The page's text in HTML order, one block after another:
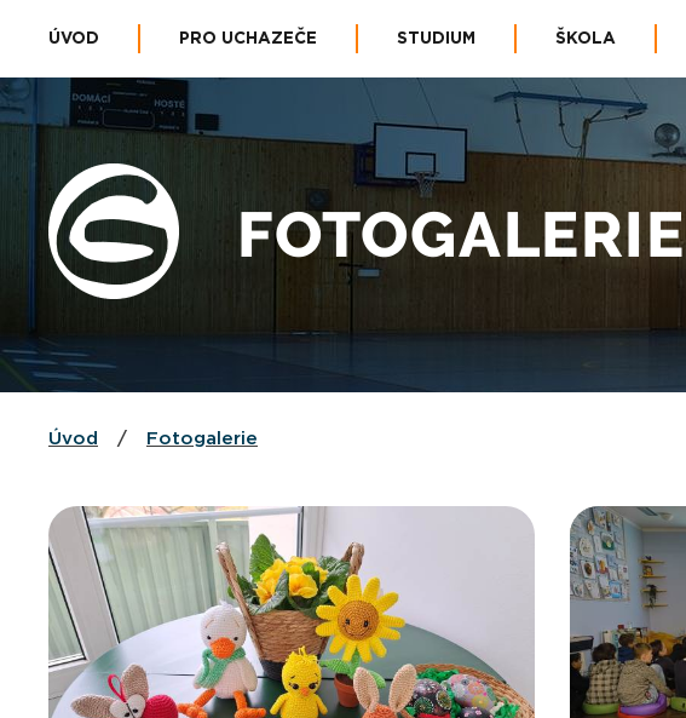
ÚVOD PRO UCHAZEČE STUDIUM ŠKOLA
FOTOGALERIE
Úvod / Fotogalerie